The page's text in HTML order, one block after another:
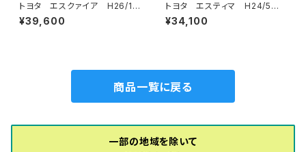
トヨタ エスクァイア H26/1
0〜R3/12 80系 フロアマッ
ト一式 カーマット スペシャル
¥39,600
トヨタ エスティマ H24/5〜R
1/10（後期） 50系 フロアマッ
ト一式 カーマット スペシャル
¥34,100
商品一覧に戻る
一部の地域を除いて